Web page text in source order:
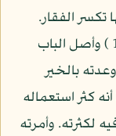
تكسر الفقار.
ومنه قوله: " تظن أن يفعل بها فاقرة " ( 1 ) وأصل الباب
بالخير
كثر استعماله
لكثرته. وأمرته